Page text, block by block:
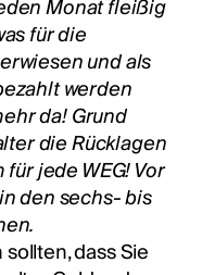
Monat fleißig
für die
und als
werden
da! Grund
die Rücklagen
jede WEG! Vor
den sechs- bis
dass Sie